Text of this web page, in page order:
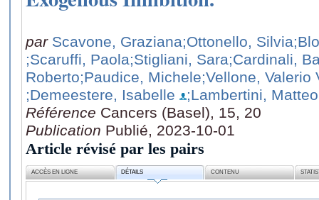
par Scavone, Graziana;Ottonello, Silvia
;Scaruffi, Paola;Stigliani, Sara;Cardinali,
Roberto;Paudice, Michele;Vellone, Valerio
;Demeestere, Isabelle
;Lambertini, Matteo
Référence Cancers (Basel), 15, 20
Publication Publié, 2023-10-01
Article révisé par les pairs
ACCÈS EN LIGNE DÉTAILS CONTENU